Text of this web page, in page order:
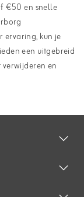
€50 en snelle
ervaring, kun je
een uitgebreid
en